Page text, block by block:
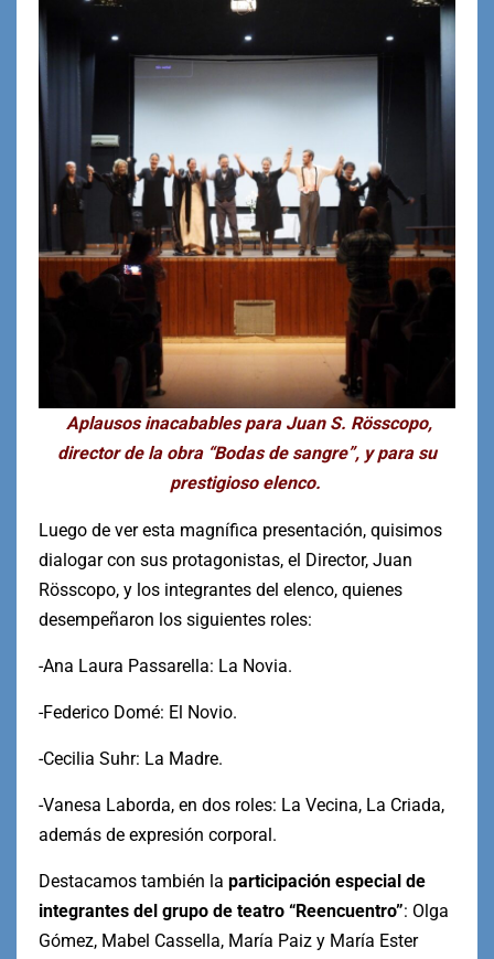
Aplausos inacabables para Juan S. Rösscopo,
director de la obra “Bodas de sangre”, y para su
prestigioso elenco.
Luego de ver esta magnífica presentación, quisimos
dialogar con sus protagonistas, el Director, Juan
Rösscopo, y los integrantes del elenco, quienes
desempeñaron los siguientes roles:
-Ana Laura Passarella: La Novia.
-Federico Domé: El Novio.
-Cecilia Suhr: La Madre.
-Vanesa Laborda, en dos roles: La Vecina, La Criada,
además de expresión corporal.
Destacamos también la participación especial de
integrantes del grupo de teatro “Reencuentro”: Olga
Gómez, Mabel Cassella, María Paiz y María Ester